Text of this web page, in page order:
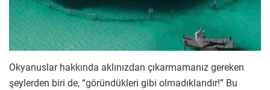
Okyanuslar hakkında aklınızdan çıkarmamanız gereken
şeylerden biri de, “göründükleri gibi olmadıklarıdır!” Bu